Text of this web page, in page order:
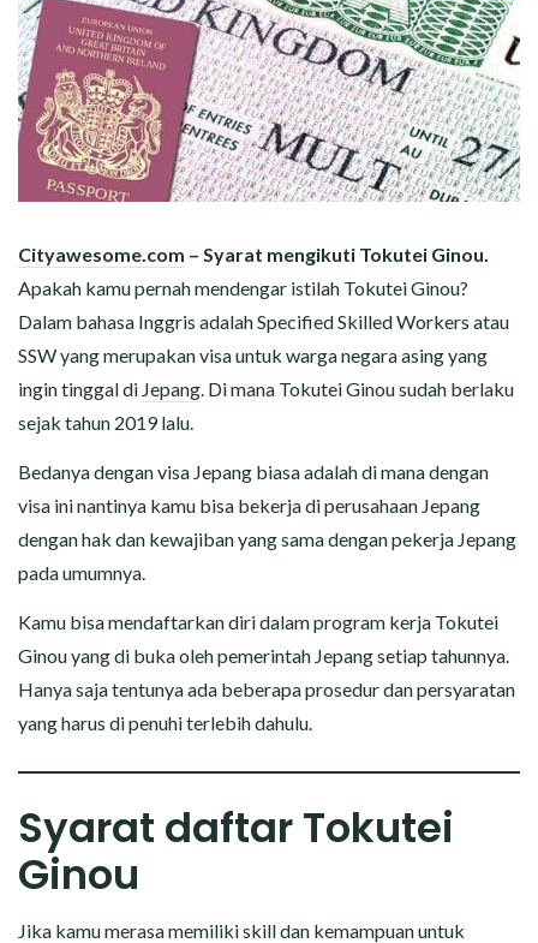
Cityawesome.com – Syarat mengikuti Tokutei Ginou.
Apakah kamu pernah mendengar istilah Tokutei Ginou?
Dalam bahasa Inggris adalah Specified Skilled Workers atau
SSW yang merupakan visa untuk warga negara asing yang
ingin tinggal di Jepang . Di mana Tokutei Ginou sudah berlaku
sejak tahun 2019 lalu.
Bedanya dengan visa Jepang biasa adalah di mana dengan
visa ini nantinya kamu bisa bekerja di perusahaan Jepang
dengan hak dan kewajiban yang sama dengan pekerja Jepang
pada umumnya.
Kamu bisa mendaftarkan diri dalam program kerja Tokutei
Ginou yang di buka oleh pemerintah Jepang setiap tahunnya.
Hanya saja tentunya ada beberapa prosedur dan persyaratan
yang harus di penuhi terlebih dahulu.
Syarat daftar Tokutei
Ginou
Jika kamu merasa memiliki skill dan kemampuan untuk